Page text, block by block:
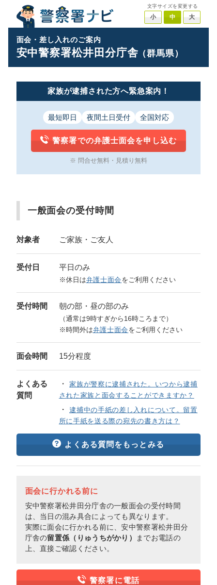
文字サイズを変更する
小 中 大
面会・差し入れのご案内
安中警察署松井田分庁舎（群馬県）
家族が逮捕された方へ緊急案内！
最短即日 夜間土日受付 全国対応
警察署での弁護士面会を申し込む
※ 問合せ無料・見積り無料
一般面会の受付時間
対象者 ご家族・ご友人
受付日 平日のみ
※休日は弁護士面会をご利用ください
受付時間 朝の部・昼の部のみ
（通常は9時すぎから16時ころまで）
※時間外は弁護士面会をご利用ください
面会時間 15分程度
よくある
質問
家族が警察に逮捕された。いつから逮捕
された家族と面会することができますか？
逮捕中の手紙の差し入れについて。留置
所に手紙を送る際の宛先の書き方は？
よくある質問をもっとみる
面会に行かれる前に
安中警察署松井田分庁舎の一般面会の受付時間
は、当日の混み具合によっても異なります。
実際に面会に行かれる前に、安中警察署松井田分
庁舎の留置係（りゅうちがかり）
までお電話の
上、直接ご確認ください。
警察署に電話